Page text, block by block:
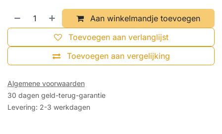
Aan winkelmandje toevoegen
Toevoegen aan vergelijking
Toevoegen aan verlanglijst
Algemene voorwaarden
30 dagen geld-terug-garantie
Levering: 2-3 werkdagen